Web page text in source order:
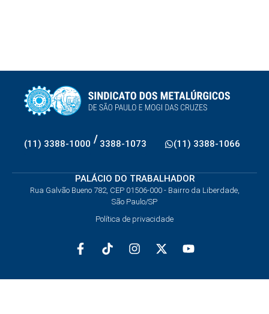
(11) 3388-1000 / 3388-1073 (11) 3388-1066
PALÁCIO DO TRABALHADOR
Rua Galvão Bueno 782, CEP 01506-000 - Bairro da Liberdade,
São Paulo/SP
Política de privacidade